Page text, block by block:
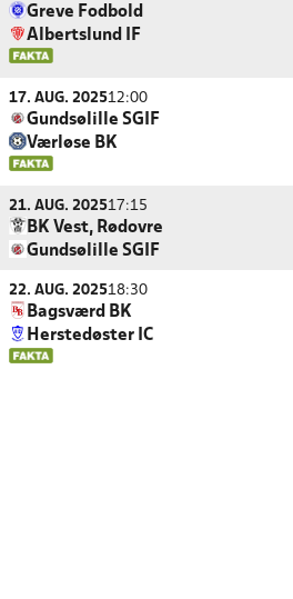
Greve Fodbold
Albertslund IF
17. AUG. 202512:00
Gundsølille SGIF
Værløse BK
21. AUG. 202517:15
BK Vest, Rødovre
Gundsølille SGIF
22. AUG. 202518:30
Bagsværd BK
Herstedøster IC